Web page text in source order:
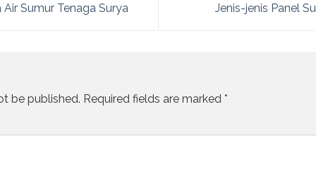
Sumur Tenaga Surya Jenis-jenis Panel
be published. Required fields are marked *